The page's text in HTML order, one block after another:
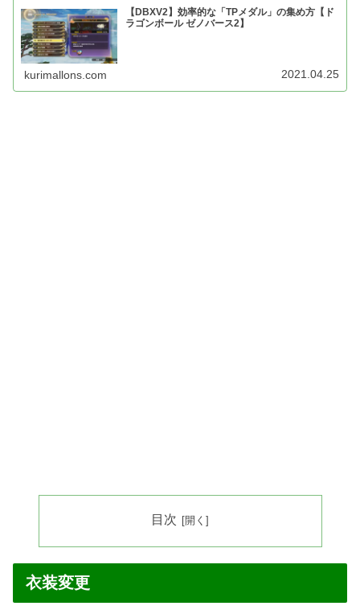
【DBXV2】効率的な「TPメダル」の集め方【ド
ラゴンボール ゼノバース2】
kurimallons.com 2021.04.25
目次
衣装変更